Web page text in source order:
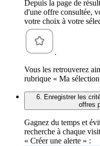
Depuis la page de
d'une offre consultée,
votre choix à votre
.
Vous les retrouverez
rubrique « Ma
6. Enregistrer les
offres
Gagnez du temps et
recherche à chaque
« Créer une alerte » :